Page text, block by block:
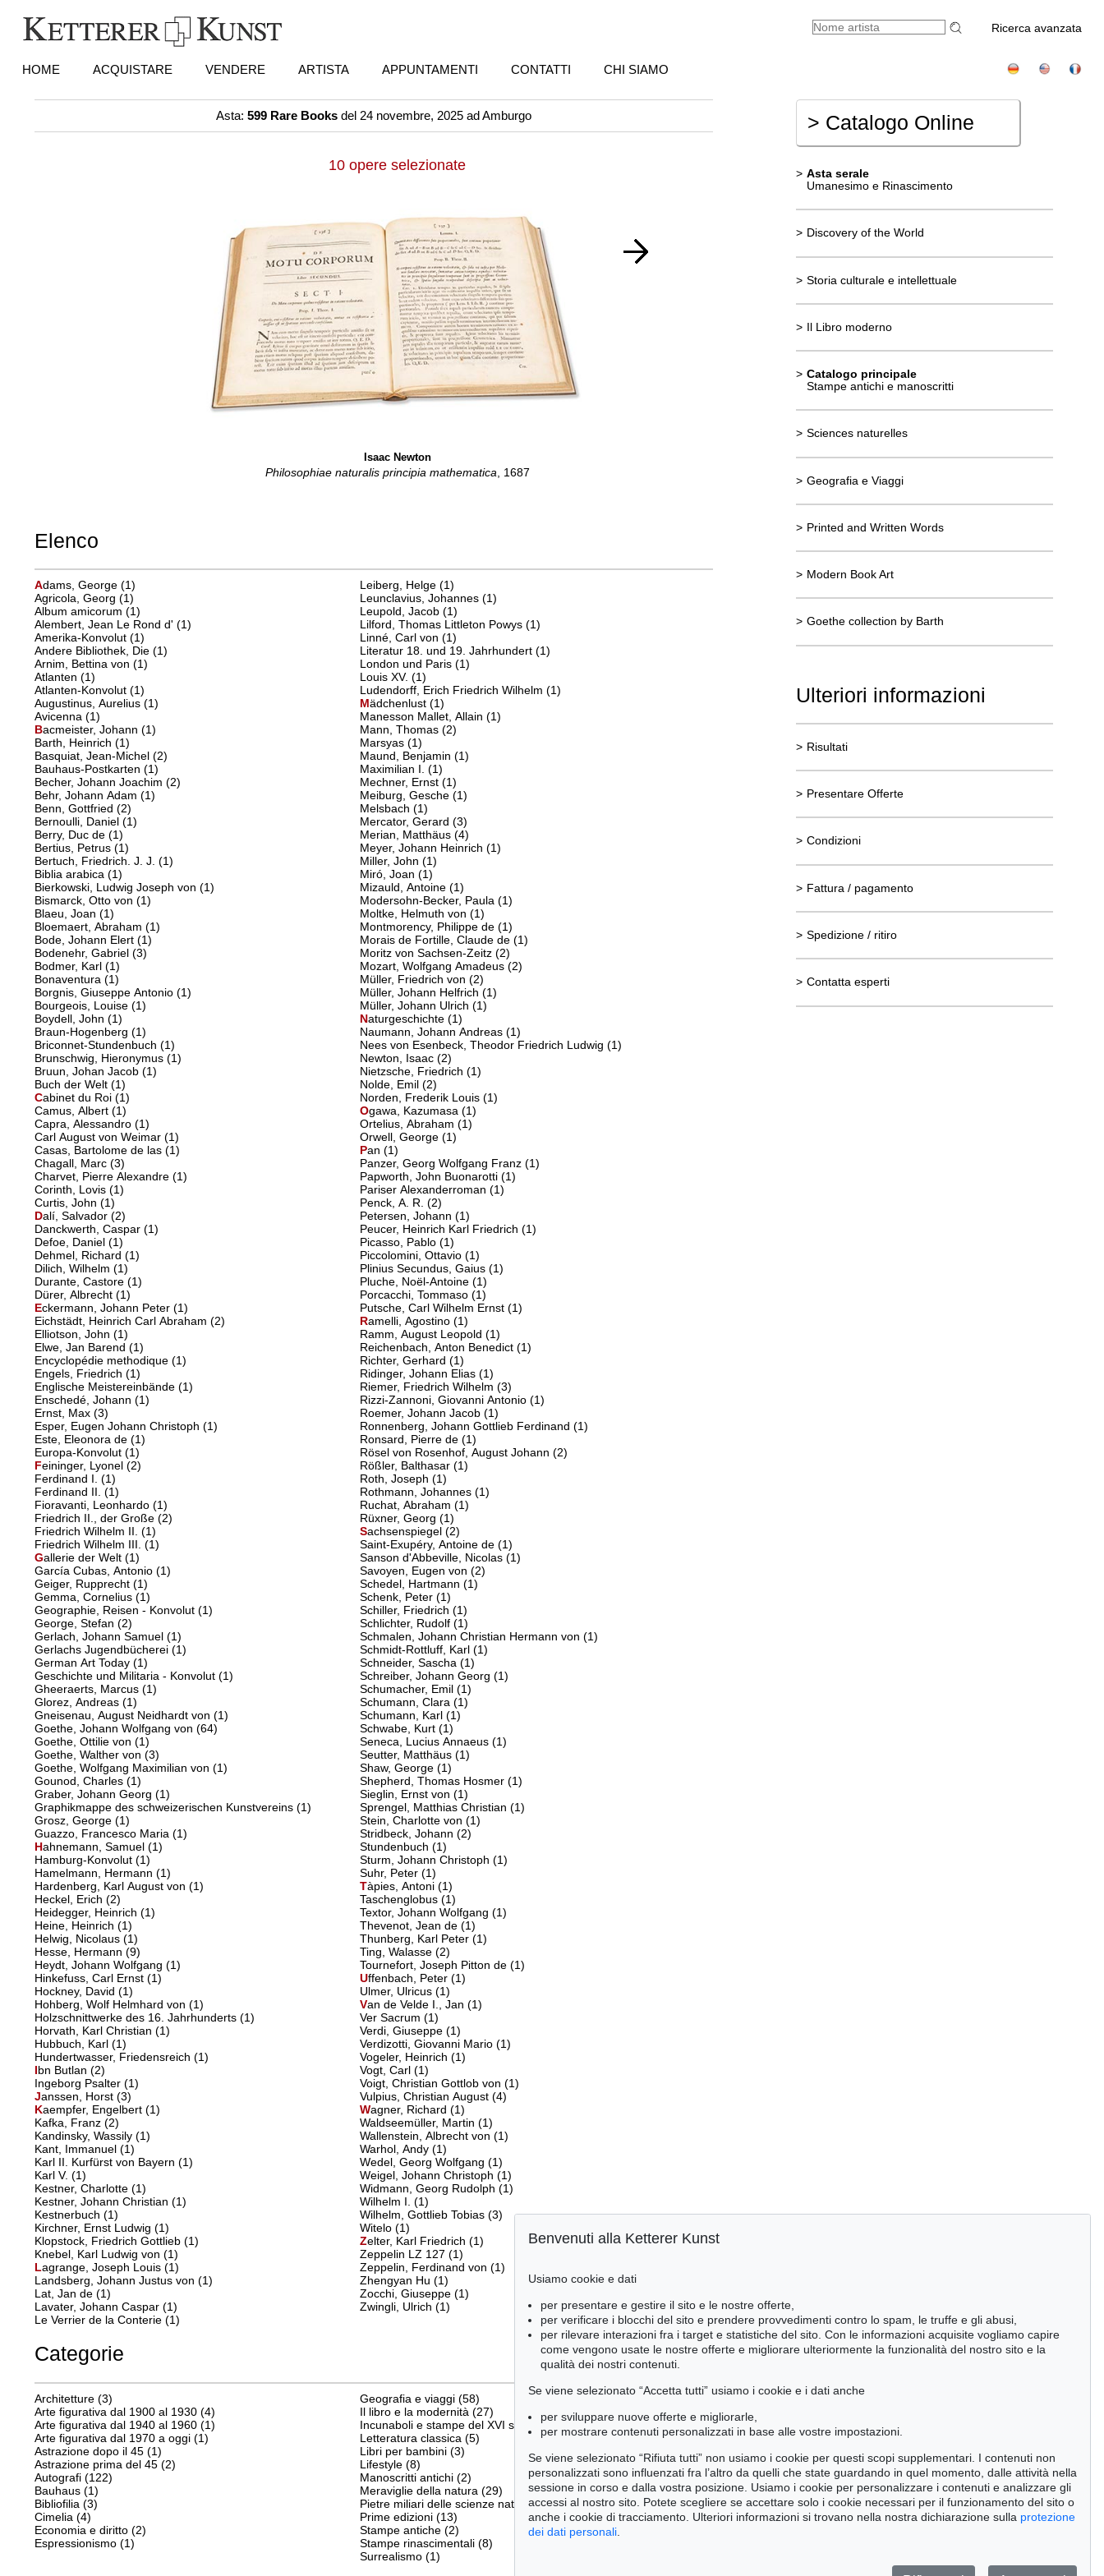
Ricerca avanzata
HOME ACQUISTARE VENDERE ARTISTA APPUNTAMENTI CONTATTI CHI SIAMO
Asta: 599 Rare Booksdel 24 novembre, 2025 ad Amburgo
10 opere selezionate
Isaac Newton
Philosophiae naturalis principia mathematica, 1687
> Catalogo Online
> Asta serale
Umanesimo e Rinascimento
> Discovery of the World
> Storia culturale e intellettuale
> Il Libro moderno
> Catalogo principale
Stampe antichi e manoscritti
> Sciences naturelles
> Geografia e Viaggi
> Printed and Written Words
> Modern Book Art
> Goethe collection by Barth
Ulteriori informazioni
> Risultati
> Presentare Offerte
> Condizioni
> Fattura / pagamento
> Spedizione / ritiro
> Contatta esperti
Elenco
Adams, George (1)
Agricola, Georg (1)
Album amicorum (1)
Alembert, Jean Le Rond d' (1)
Amerika-Konvolut (1)
Andere Bibliothek, Die (1)
Arnim, Bettina von (1)
Atlanten (1)
Atlanten-Konvolut (1)
Augustinus, Aurelius (1)
Avicenna (1)
Bacmeister, Johann (1)
Barth, Heinrich (1)
Basquiat, Jean-Michel (2)
Bauhaus-Postkarten (1)
Becher, Johann Joachim (2)
Behr, Johann Adam (1)
Benn, Gottfried (2)
Bernoulli, Daniel (1)
Berry, Duc de (1)
Bertius, Petrus (1)
Bertuch, Friedrich. J. J. (1)
Biblia arabica (1)
Bierkowski, Ludwig Joseph von (1)
Bismarck, Otto von (1)
Blaeu, Joan (1)
Bloemaert, Abraham (1)
Bode, Johann Elert (1)
Bodenehr, Gabriel (3)
Bodmer, Karl (1)
Bonaventura (1)
Borgnis, Giuseppe Antonio (1)
Bourgeois, Louise (1)
Boydell, John (1)
Braun-Hogenberg (1)
Briconnet-Stundenbuch (1)
Brunschwig, Hieronymus (1)
Bruun, Johan Jacob (1)
Buch der Welt (1)
Cabinet du Roi (1)
Camus, Albert (1)
Capra, Alessandro (1)
Carl August von Weimar (1)
Casas, Bartolome de las (1)
Chagall, Marc (3)
Charvet, Pierre Alexandre (1)
Corinth, Lovis (1)
Curtis, John (1)
Dalí, Salvador (2)
Danckwerth, Caspar (1)
Defoe, Daniel (1)
Dehmel, Richard (1)
Dilich, Wilhelm (1)
Durante, Castore (1)
Dürer, Albrecht (1)
Eckermann, Johann Peter (1)
Eichstädt, Heinrich Carl Abraham (2)
Elliotson, John (1)
Elwe, Jan Barend (1)
Encyclopédie methodique (1)
Engels, Friedrich (1)
Englische Meistereinbände (1)
Enschedé, Johann (1)
Ernst, Max (3)
Esper, Eugen Johann Christoph (1)
Este, Eleonora de (1)
Europa-Konvolut (1)
Feininger, Lyonel (2)
Ferdinand I. (1)
Ferdinand II. (1)
Fioravanti, Leonhardo (1)
Friedrich II., der Große (2)
Friedrich Wilhelm II. (1)
Friedrich Wilhelm III. (1)
Gallerie der Welt (1)
García Cubas, Antonio (1)
Geiger, Rupprecht (1)
Gemma, Cornelius (1)
Geographie, Reisen - Konvolut (1)
George, Stefan (2)
Gerlach, Johann Samuel (1)
Gerlachs Jugendbücherei (1)
German Art Today (1)
Geschichte und Militaria - Konvolut (1)
Gheeraerts, Marcus (1)
Glorez, Andreas (1)
Gneisenau, August Neidhardt von (1)
Goethe, Johann Wolfgang von (64)
Goethe, Ottilie von (1)
Goethe, Walther von (3)
Goethe, Wolfgang Maximilian von (1)
Gounod, Charles (1)
Graber, Johann Georg (1)
Graphikmappe des schweizerischen Kunstvereins (1)
Grosz, George (1)
Guazzo, Francesco Maria (1)
Hahnemann, Samuel (1)
Hamburg-Konvolut (1)
Hamelmann, Hermann (1)
Hardenberg, Karl August von (1)
Heckel, Erich (2)
Heidegger, Heinrich (1)
Heine, Heinrich (1)
Helwig, Nicolaus (1)
Hesse, Hermann (9)
Heydt, Johann Wolfgang (1)
Hinkefuss, Carl Ernst (1)
Hockney, David (1)
Hohberg, Wolf Helmhard von (1)
Holzschnittwerke des 16. Jahrhunderts (1)
Horvath, Karl Christian (1)
Hubbuch, Karl (1)
Hundertwasser, Friedensreich (1)
Ibn Butlan (2)
Ingeborg Psalter (1)
Janssen, Horst (3)
Kaempfer, Engelbert (1)
Kafka, Franz (2)
Kandinsky, Wassily (1)
Kant, Immanuel (1)
Karl II. Kurfürst von Bayern (1)
Karl V. (1)
Kestner, Charlotte (1)
Kestner, Johann Christian (1)
Kestnerbuch (1)
Kirchner, Ernst Ludwig (1)
Klopstock, Friedrich Gottlieb (1)
Knebel, Karl Ludwig von (1)
Lagrange, Joseph Louis (1)
Landsberg, Johann Justus von (1)
Lat, Jan de (1)
Lavater, Johann Caspar (1)
Le Verrier de la Conterie (1)
Leiberg, Helge(1)
Leunclavius, Johannes(1)
Leupold, Jacob(1)
Lilford, Thomas Littleton Powys(1)
Linné, Carl von(1)
Literatur 18. und 19. Jahrhundert(1)
London und Paris(1)
Louis XV.(1)
Ludendorff, Erich Friedrich Wilhelm(1)
Mädchenlust(1)
Manesson Mallet, Allain(1)
Mann, Thomas(2)
Marsyas(1)
Maund, Benjamin(1)
Maximilian I.(1)
Mechner, Ernst(1)
Meiburg, Gesche(1)
Melsbach(1)
Mercator, Gerard(3)
Merian, Matthäus(4)
Meyer, Johann Heinrich(1)
Miller, John(1)
Miró, Joan(1)
Mizauld, Antoine(1)
Modersohn-Becker, Paula(1)
Moltke, Helmuth von(1)
Montmorency, Philippe de(1)
Morais de Fortille, Claude de(1)
Moritz von Sachsen-Zeitz(2)
Mozart, Wolfgang Amadeus(2)
Müller, Friedrich von(2)
Müller, Johann Helfrich(1)
Müller, Johann Ulrich(1)
Naturgeschichte(1)
Naumann, Johann Andreas(1)
Nees von Esenbeck, Theodor Friedrich Ludwig(1)
Newton, Isaac(2)
Nietzsche, Friedrich(1)
Nolde, Emil(2)
Norden, Frederik Louis(1)
Ogawa, Kazumasa(1)
Ortelius, Abraham(1)
Orwell, George(1)
Pan(1)
Panzer, Georg Wolfgang Franz(1)
Papworth, John Buonarotti(1)
Pariser Alexanderroman(1)
Penck, A. R.(2)
Petersen, Johann(1)
Peucer, Heinrich Karl Friedrich(1)
Picasso, Pablo(1)
Piccolomini, Ottavio(1)
Plinius Secundus, Gaius(1)
Pluche, Noël-Antoine(1)
Porcacchi, Tommaso(1)
Putsche, Carl Wilhelm Ernst(1)
Ramelli, Agostino(1)
Ramm, August Leopold(1)
Reichenbach, Anton Benedict(1)
Richter, Gerhard(1)
Ridinger, Johann Elias(1)
Riemer, Friedrich Wilhelm(3)
Rizzi-Zannoni, Giovanni Antonio(1)
Roemer, Johann Jacob(1)
Ronnenberg, Johann Gottlieb Ferdinand(1)
Ronsard, Pierre de(1)
Rösel von Rosenhof, August Johann(2)
Rößler, Balthasar(1)
Roth, Joseph(1)
Rothmann, Johannes(1)
Ruchat, Abraham(1)
Rüxner, Georg(1)
Sachsenspiegel(2)
Saint-Exupéry, Antoine de(1)
Sanson d'Abbeville, Nicolas(1)
Savoyen, Eugen von(2)
Schedel, Hartmann(1)
Schenk, Peter(1)
Schiller, Friedrich(1)
Schlichter, Rudolf(1)
Schmalen, Johann Christian Hermann von(1)
Schmidt-Rottluff, Karl(1)
Schneider, Sascha(1)
Schreiber, Johann Georg(1)
Schumacher, Emil(1)
Schumann, Clara(1)
Schumann, Karl(1)
Schwabe, Kurt(1)
Seneca, Lucius Annaeus(1)
Seutter, Matthäus(1)
Shaw, George(1)
Shepherd, Thomas Hosmer(1)
Sieglin, Ernst von(1)
Sprengel, Matthias Christian(1)
Stein, Charlotte von(1)
Stridbeck, Johann(2)
Stundenbuch(1)
Sturm, Johann Christoph(1)
Suhr, Peter(1)
Tàpies, Antoni(1)
Taschenglobus(1)
Textor, Johann Wolfgang(1)
Thevenot, Jean de(1)
Thunberg, Karl Peter(1)
Ting, Walasse(2)
Tournefort, Joseph Pitton de(1)
Uffenbach, Peter(1)
Ulmer, Ulricus(1)
Van de Velde I., Jan(1)
Ver Sacrum(1)
Verdi, Giuseppe(1)
Verdizotti, Giovanni Mario(1)
Vogeler, Heinrich(1)
Vogt, Carl(1)
Voigt, Christian Gottlob von(1)
Vulpius, Christian August(4)
Wagner, Richard(1)
Waldseemüller, Martin(1)
Wallenstein, Albrecht von(1)
Warhol, Andy(1)
Wedel, Georg Wolfgang(1)
Weigel, Johann Christoph(1)
Widmann, Georg Rudolph(1)
Wilhelm I.(1)
Wilhelm, Gottlieb Tobias(3)
Witelo(1)
Zelter, Karl Friedrich(1)
Zeppelin LZ 127(1)
Zeppelin, Ferdinand von(1)
Zhengyan Hu(1)
Zocchi, Giuseppe(1)
Zwingli, Ulrich(1)
Categorie
Architetture(3)
Arte figurativa dal 1900 al 1930(4)
Arte figurativa dal 1940 al 1960(1)
Arte figurativa dal 1970 a oggi(1)
Astrazione dopo il 45(1)
Astrazione prima del 45(2)
Autografi(122)
Bauhaus(1)
Bibliofilia (3)
Cimelia (4)
Economia e diritto(2)
Espressionismo(1)
Geografia e viaggi (58)
Il libro e la modernità (27)
Incunaboli e stampe del XVI secolo(5)
Letteratura classica (5)
Libri per bambini (3)
Lifestyle (8)
Manoscritti antichi (2)
Meraviglie della natura (29)
Pietre miliari delle scienze naturali(7)
Prime edizioni (13)
Stampe antiche (2)
Stampe rinascimentali (8)
Surrealismo (1)
Benvenuti alla Ketterer Kunst
Usiamo cookie e dati
per presentare e gestire il sito e le nostre offerte,
per verificare i blocchi del sito e prendere provvedimenti contro lo spam, le truffe e gli abusi,
per rilevare interazioni fra i target e statistiche del sito. Con le informazioni acquisite vogliamo capire
come vengono usate le nostre offerte e migliorare ulteriormente la funzionalità del nostro sito e la
qualità dei nostri contenuti.
Se viene selezionato “Accetta tutti” usiamo i cookie e i dati anche
per sviluppare nuove offerte e migliorarle,
per mostrare contenuti personalizzati in base alle vostre impostazioni.
Se viene selezionato “Rifiuta tutti” non usiamo i cookie per questi scopi supplementari. I contenuti non
personalizzati sono influenzati fra l’altro da quelli che state guardando in quel momento, dalle attività nella
sessione in corso e dalla vostra posizione. Usiamo i cookie per personalizzare i contenuti e analizzare gli
accessi al nostro sito. Potete scegliere se accettare solo i cookie necessari per il funzionamento del sito o
anche i cookie di tracciamento. Ulteriori informazioni si trovano nella nostra dichiarazione sulla protezione
dei dati personali